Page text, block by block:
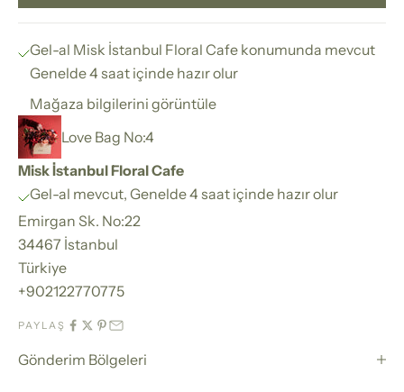
Gel-al Misk İstanbul Floral Cafe konumunda mevcut
Genelde 4 saat içinde hazır olur
Mağaza bilgilerini görüntüle
Love Bag No:4
Misk İstanbul Floral Cafe
Gel-al mevcut, Genelde 4 saat içinde hazır olur
Emirgan Sk. No:22
34467 İstanbul
Türkiye
+902122770775
PAYLAŞ
Gönderim Bölgeleri